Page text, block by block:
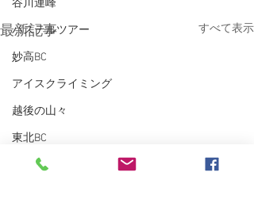
谷川連峰
パステルツアー
妙高BC
アイスクライミング
越後の山々
東北BC
東北の山々
最新記事 すべて表示